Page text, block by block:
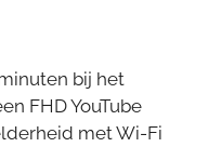
bij het
FHD YouTube
met Wi-Fi